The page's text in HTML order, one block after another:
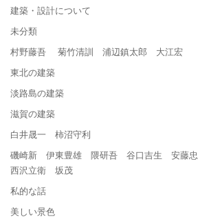
建築・設計について
未分類
村野藤吾 菊竹清訓 浦辺鎮太郎 大江宏
東北の建築
淡路島の建築
滋賀の建築
白井晟一 柿沼守利
磯崎新 伊東豊雄 隈研吾 谷口吉生 安藤
西沢立衛 坂茂
私的な話
美しい景色